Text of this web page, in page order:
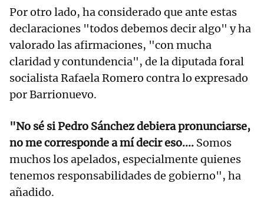
Por otro lado, ha considerado que ante estas
declaraciones "todos debemos decir algo" y ha
valorado las afirmaciones, "con mucha
claridad y contundencia", de la diputada foral
socialista Rafaela Romero contra lo expresado
por Barrionuevo.
"No sé si Pedro Sánchez debiera pronunciarse,
no me corresponde a mí decir eso.... Somos
muchos los apelados, especialmente quienes
tenemos responsabilidades de gobierno", ha
añadido.